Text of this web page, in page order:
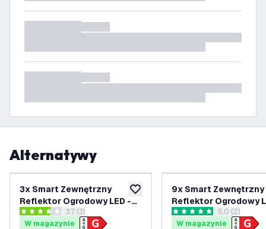
Alternatywy
dodaj do listy życzeń
3x Smart Zewnętrzny
Reflektor Ogrodowy LED -
Czarny - IP65 - 5W - RGBWW
otwórz panel recenzji
3.7 Gwiazdki oceny
3.7 (3)
W magazynie
9x Smart Zewnętrzny
Reflektor Ogrodowy
Czarny - IP65 - 5W -
otwórz
5 Gwiazdki oceny
5.0 (2)
W magazynie